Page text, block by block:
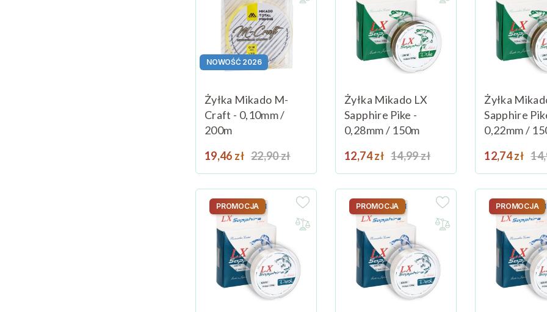
NOWOŚĆ 2026
Żyłka Mikado M-
Craft - 0,10mm /
200m
Cena
19,46 zł Cena podstawowa
22,90 zł
Żyłka Mikado LX
Sapphire Pike -
0,28mm / 150m
Cena
12,74 zł Cena podstawowa
14,99 zł
Żyłka
Sapphire
0,22mm /
Cena
12,74 zł
PROMOCJA PROMOCJA PROMOCJA